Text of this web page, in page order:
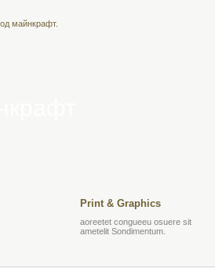
Print & Graphics
aoreetet congueeu osuere sit
ametelit Sondimentum.